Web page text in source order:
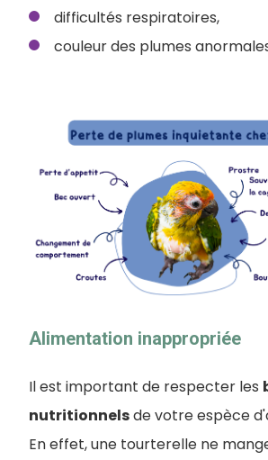
difficultés respiratoires,
couleur des plumes
Alimentation inappropriée
Il est important de respecter les
nutritionnelsde votre espèce
En effet, une tourterelle ne